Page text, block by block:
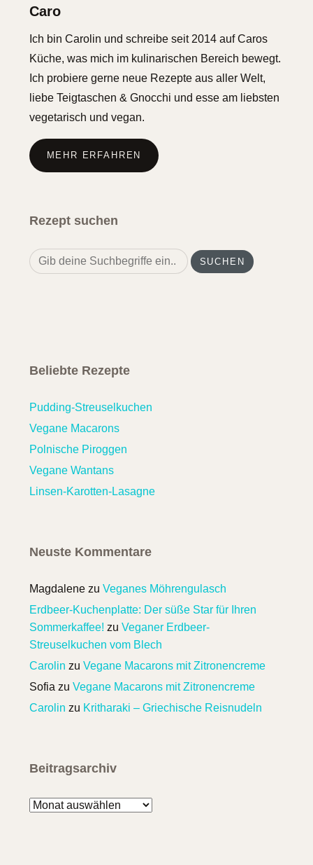
Caro
Ich bin Carolin und schreibe seit 2014 auf Caros
Küche, was mich im kulinarischen Bereich bewegt.
Ich probiere gerne neue Rezepte aus aller Welt,
liebe Teigtaschen & Gnocchi und esse am liebsten
vegetarisch und vegan.
MEHR ERFAHREN
Rezept suchen
Search
for:
Beliebte Rezepte
Pudding-Streuselkuchen
Vegane Macarons
Polnische Piroggen
Vegane Wantans
Linsen-Karotten-Lasagne
Neuste Kommentare
Magdalenezu Veganes Möhrengulasch
Erdbeer-Kuchenplatte: Der süße Star für Ihren
Sommerkaffee! zu Veganer Erdbeer-
Streuselkuchen vom Blech
Carolin zu Vegane Macarons mit Zitronencreme
Sofia zu Vegane Macarons mit Zitronencreme
Carolin zu Kritharaki – Griechische Reisnudeln
Beitragsarchiv
Beitragsarchiv